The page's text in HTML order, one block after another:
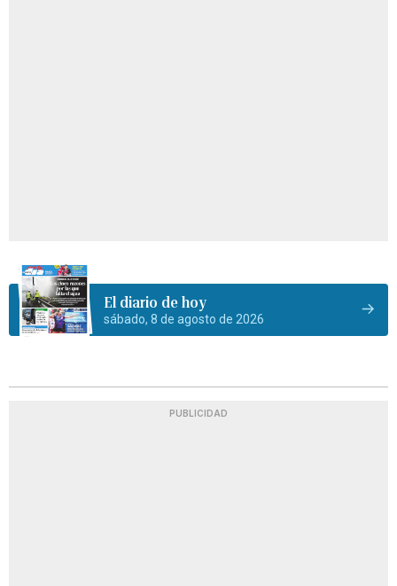
El diario de hoy
sábado, 8 de agosto de 2026
PUBLICIDAD